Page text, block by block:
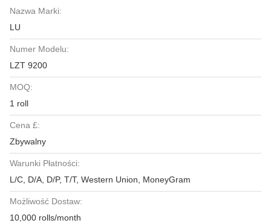
Nazwa Marki:
LU
Numer Modelu:
LZT 9200
MOQ:
1 roll
Cena £:
Zbywalny
Warunki Płatności:
L/C, D/A, D/P, T/T, Western Union, MoneyGram
Możliwość Dostaw:
10,000 rolls/month